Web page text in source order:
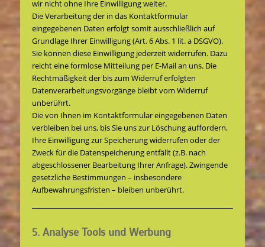
wir nicht ohne Ihre Einwilligung weiter.
Die Verarbeitung der in das Kontaktformular
eingegebenen Daten erfolgt somit ausschließlich auf
Grundlage Ihrer Einwilligung (Art. 6 Abs. 1 lit. a DSGVO).
Sie können diese Einwilligung jederzeit widerrufen. Dazu
reicht eine formlose Mitteilung per E-Mail an uns. Die
Rechtmäßigkeit der bis zum Widerruf erfolgten
Datenverarbeitungsvorgänge bleibt vom Widerruf
unberührt.
Die von Ihnen im Kontaktformular eingegebenen Daten
verbleiben bei uns, bis Sie uns zur Löschung auffordern,
Ihre Einwilligung zur Speicherung widerrufen oder der
Zweck für die Datenspeicherung entfällt (z.B. nach
abgeschlossener Bearbeitung Ihrer Anfrage). Zwingende
gesetzliche Bestimmungen – insbesondere
Aufbewahrungsfristen – bleiben unberührt.
5. Analyse Tools und Werbung